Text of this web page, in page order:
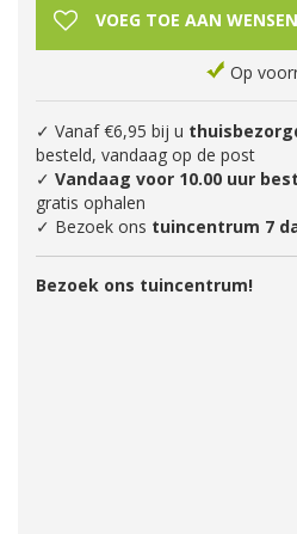
Op
✓ Vanaf €6,95 bij u
besteld, vandaag op de post
✓ Vandaag voor 10.00 uur
gratis ophalen
✓ Bezoek ons tuincentrum 7
Bezoek ons tuincentrum!